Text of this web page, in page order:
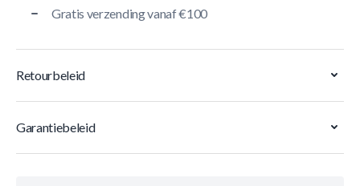
Gratis verzending vanaf €100
Retourbeleid
Garantiebeleid